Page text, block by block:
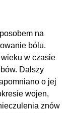
na
bólu.
w czasie
Dalszy
o jej
wojen,
znów